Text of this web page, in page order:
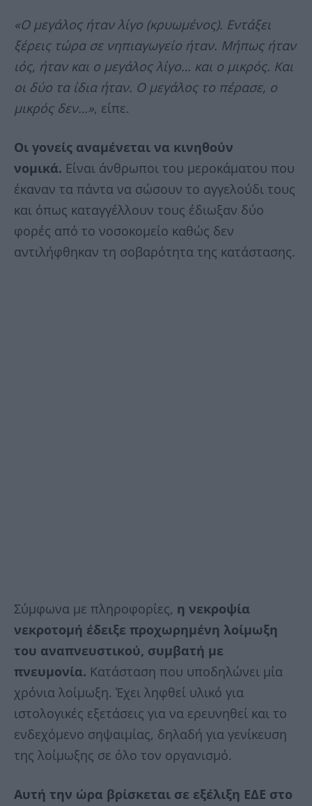
«Ο μεγάλος ήταν λίγο (κρυωμένος). Εντάξει
ξέρεις τώρα σε νηπιαγωγείο ήταν. Μήπως ήταν
ιός, ήταν και ο μεγάλος λίγο… και ο μικρός. Και
οι δύο τα ίδια ήταν. Ο μεγάλος το πέρασε, ο
μικρός δεν…», είπε.
Οι γονείς αναμένεται να κινηθούν
νομικά. Είναι άνθρωποι του μεροκάματου που
έκαναν τα πάντα να σώσουν το αγγελούδι τους
και όπως καταγγέλλουν τους έδιωξαν δύο
φορές από το νοσοκομείο καθώς δεν
αντιλήφθηκαν τη σοβαρότητα της κατάστασης.
Σύμφωνα με πληροφορίες, η νεκροψία
νεκροτομή έδειξε προχωρημένη λοίμωξη
του αναπνευστικού, συμβατή με
πνευμονία. Κατάσταση που υποδηλώνει μία
χρόνια λοίμωξη. Έχει ληφθεί υλικό για
ιστολογικές εξετάσεις για να ερευνηθεί και το
ενδεχόμενο σηψαιμίας, δηλαδή για γενίκευση
της λοίμωξης σε όλο τον οργανισμό.
Αυτή την ώρα βρίσκεται σε εξέλιξη ΕΔΕ στο